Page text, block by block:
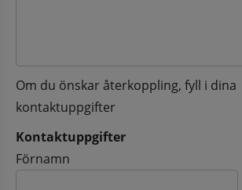
Om du önskar återkoppling, fyll i dina
kontaktuppgifter
Kontaktuppgifter
Kontaktuppgifter
Förnamn